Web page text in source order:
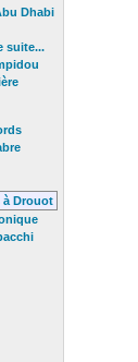
Dhabi
suite...
à Drouot